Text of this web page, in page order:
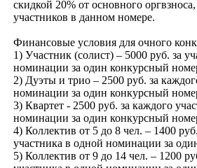
скидкой 20% от основного
участников в данном номере.
Финансовые условия для очного
1) Участник (солист) – 5000 руб. за
номинации за один конкурсный
2) Дуэты и трио – 2500 руб. за
номинации за один конкурсный
3) Квартет - 2500 руб. за каждого
номинации за один конкурсный
4) Коллектив от 5 до 8 чел. – 1400
участника в одной номинации за
5) Коллектив от 9 до 14 чел. – 1200